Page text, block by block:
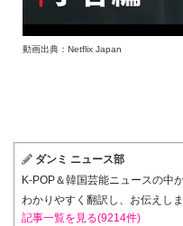
動画出典：Netflix Japan
ダンミ ニュース部
K-POP＆韓国芸能ニュースの中
わかりやすく翻訳し、お伝えしま
記事一覧を見る(9214件)